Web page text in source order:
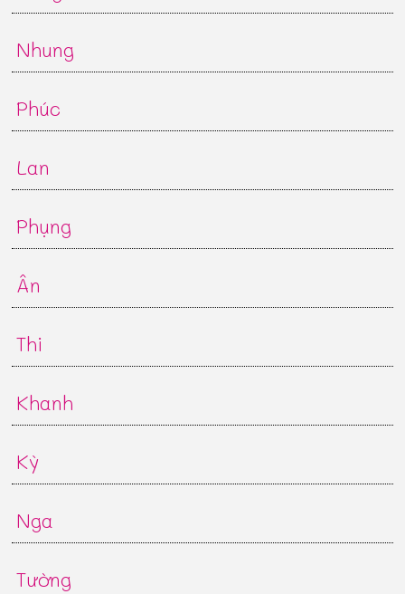
Nhung
Phúc
Lan
Phụng
Ân
Thi
Khanh
Kỳ
Nga
Tường